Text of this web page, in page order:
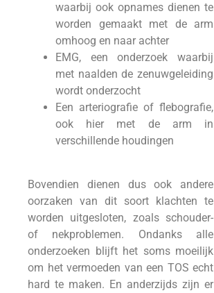
waarbij ook opnames dienen te
worden gemaakt met de arm
omhoog en naar achter
EMG, een onderzoek waarbij
met naalden de zenuwgeleiding
wordt onderzocht
Een arteriografie of flebografie,
ook hier met de arm in
verschillende houdingen
Bovendien dienen dus ook andere
oorzaken van dit soort klachten te
worden uitgesloten, zoals schouder-
of nekproblemen. Ondanks alle
onderzoeken blijft het soms moeilijk
om het vermoeden van een TOS echt
hard te maken. En anderzijds zijn er